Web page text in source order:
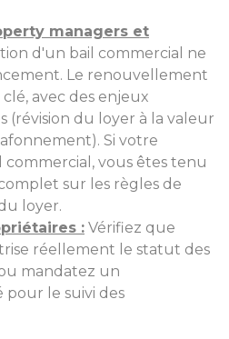
managers et
d'un bail commercial ne
Le renouvellement
avec des enjeux
(révision du loyer à la valeur
Si votre
vous êtes tenu
sur les règles de
loyer.
: Vérifiez que
réellement le statut des
mandatez un
pour le suivi des